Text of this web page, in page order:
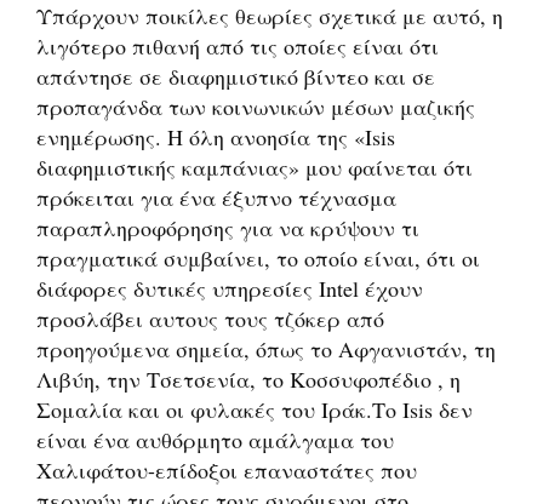
Υπάρχουν ποικίλες θεωρίες σχετικά με αυτό, η
λιγότερο πιθανή από τις οποίες είναι ότι
απάντησε σε διαφημιστικό βίντεο και σε
προπαγάνδα των κοινωνικών μέσων μαζικής
ενημέρωσης. Η όλη ανοησία της «Isis
διαφημιστικής καμπάνιας» μου φαίνεται ότι
πρόκειται για ένα έξυπνο τέχνασμα
παραπληροφόρησης για να κρύψουν τι
πραγματικά συμβαίνει, το οποίο είναι, ότι οι
διάφορες δυτικές υπηρεσίες Intel έχουν
προσλάβει αυτους τους τζόκερ από
προηγούμενα σημεία, όπως το Αφγανιστάν, τη
Λιβύη, την Τσετσενία, το Κοσσυφοπέδιο , η
Σομαλία και οι φυλακές του Ιράκ.Το Isis δεν
είναι ένα αυθόρμητο αμάλγαμα του
Χαλιφάτου-επίδοξοι επαναστάτες που